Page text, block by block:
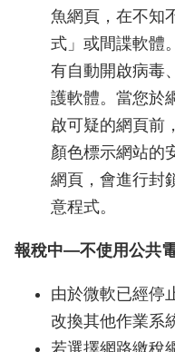
魚網頁，在不知
式」或間諜軟體
有自動開啟病毒
護軟體。當您於
啟可疑的網頁前
顏色標示網站的
網頁，會進行封
意程式。
報稅中—不使用公共
由於微軟已經停
改換其他作業系